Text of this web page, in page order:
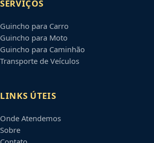
SERVIÇOS
Guincho para Carro
Guincho para Moto
Guincho para Caminhão
Transporte de Veículos
LINKS ÚTEIS
Onde Atendemos
Sobre